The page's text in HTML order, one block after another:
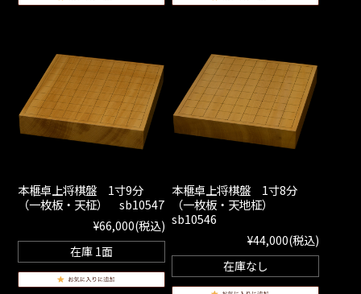
本榧卓上将棋盤 1寸9分
（一枚板・天柾） sb10547
¥66,000(税込)
在庫 1面
本榧卓上将棋盤 1寸8分
（一枚板・天地柾）
sb10546
¥44,000(税込)
在庫なし